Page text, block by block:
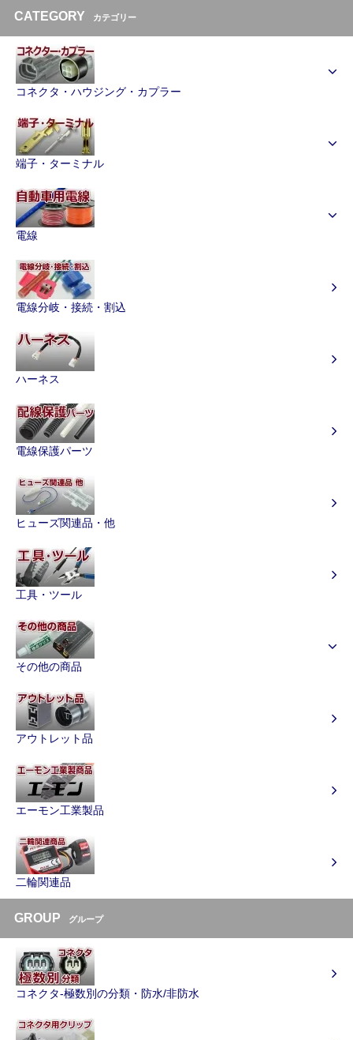
CATEGORY カテゴリー
コネクタ・ハウジング・カプラー
端子・ターミナル
電線
電線分岐・接続・割込
ハーネス
電線保護パーツ
ヒューズ関連品・他
工具・ツール
その他の商品
アウトレット品
エーモン工業製品
二輪関連品
GROUP グループ
コネクタ-極数別の分類・防水/非防水